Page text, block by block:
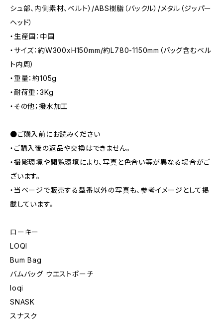
シュ部、内側素材、ベルト）/ABS樹脂（バックル）/メタル（ジッパー
ヘッド）
・生産国：中国
・サイズ：約W300xH150mm/約L780-1150mm（バッグ含むベル
ト内周）
・重量：約105g
・耐荷重：3Kg
・その他；撥水加工
●ご購入前にお読みください
・ご購入後の返品や交換はできません。
・撮影環境や閲覧環境により、写真と色合い等が異なる場合がご
ざいます。
・当ページで販売する型番以外の写真も、参考イメージとして掲
載しています。
ローキー
LOQI
Bum Bag
バムバッグ ウエストポーチ
loqi
SNASK
スナスク